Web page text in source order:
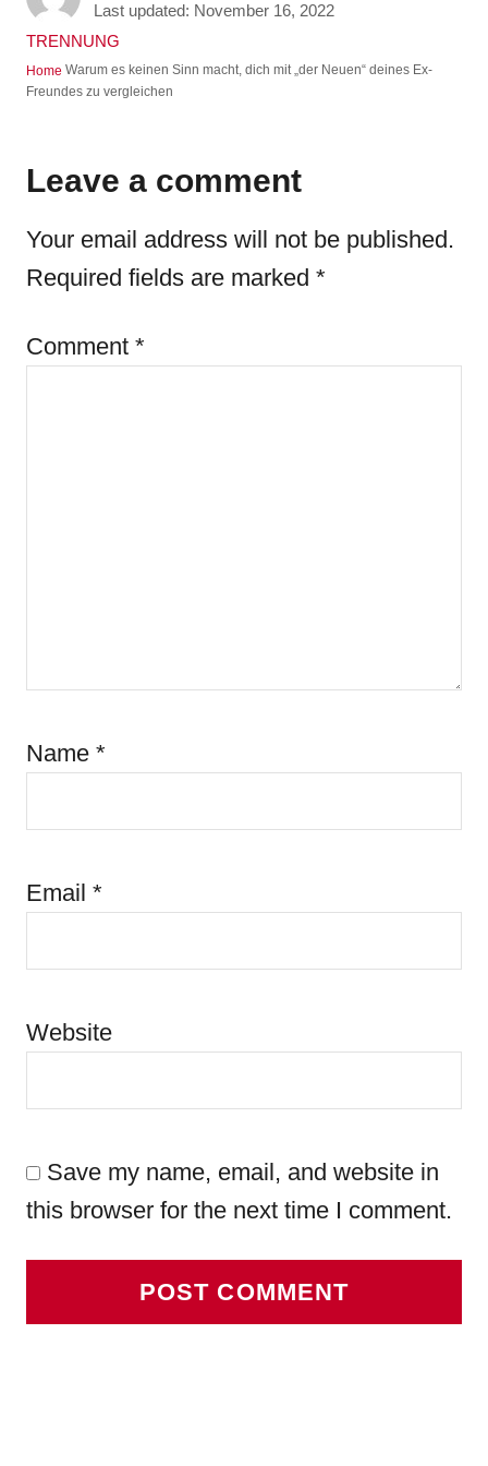
u
o
P
o
t
n
Last updated: November 16, 2022
C
a
t
o
r
e
s
TRENNUNG
Home Warum es keinen Sinn macht, dich mit „der Neuen“ deines Ex-
Freundes zu vergleichen
Leave a comment
Your email address will not be published.
Required fields are marked *
Comment *
Name *
Email *
Website
Save my name, email, and website in
this browser for the next time I comment.